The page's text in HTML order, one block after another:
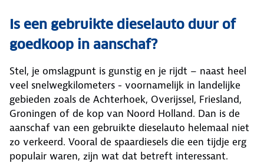
Is een gebruikte dieselauto duur of
goedkoop in aanschaf?
Stel, je omslagpunt is gunstig en je rijdt – naast heel
veel snelwegkilometers - voornamelijk in landelijke
gebieden zoals de Achterhoek, Overijssel, Friesland,
Groningen of de kop van Noord Holland. Dan is de
aanschaf van een gebruikte dieselauto helemaal niet
zo verkeerd. Vooral de spaardiesels die een tijdje erg
populair waren, zijn wat dat betreft interessant.